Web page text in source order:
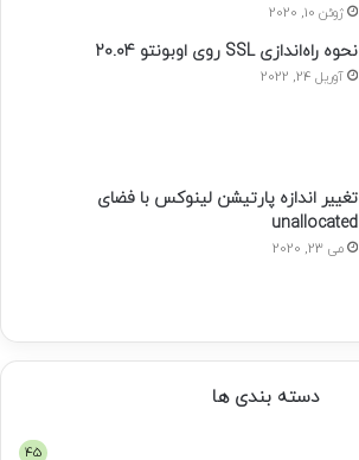
ژوئن 10, 2020
نحوه راه‌اندازی SSL روی اوبونتو 20.04
آوریل 24, 2022
تغییر اندازه پارتیشن لینوکس با فضای
unallocated
می 23, 2020
دسته بندی ها
45